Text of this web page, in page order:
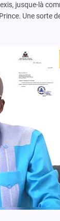
jusque-là
Une sorte